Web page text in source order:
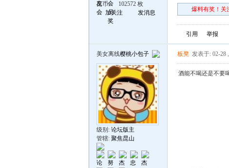
昆币
102572 枚
加关注
发消息 爆料有奖！关
引用 举报
美女离线樱桃小包子
级别: 论坛版主
管辖: 聚焦昆山
板凳 发表于: 02-28 ,
酒能不喝还是不要